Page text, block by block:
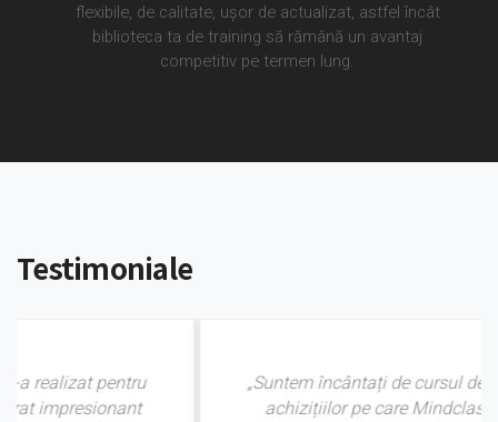
flexibile, de calitate, ușor de actualizat, astfel încât
biblioteca ta de training să rămână un avantaj
competitiv pe termen lung.
Testimoniale
„Suntem încântați de cursul de management al
achizițiilor pe care Mindclass l-a dezvoltat